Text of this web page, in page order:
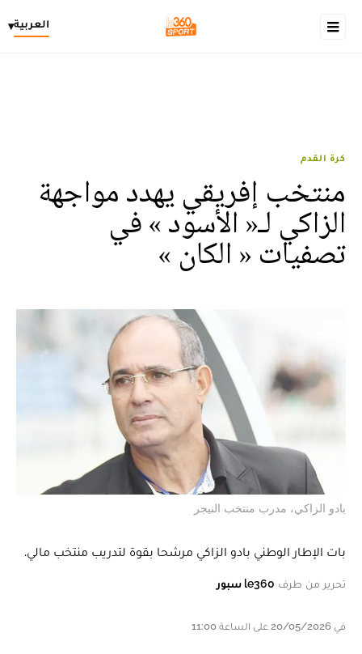
العربية▾
كرة القدم
منتخب إفريقي يهدد مواجهة
الزاكي لـ« الأسود » في
تصفيات « الكان »
بادو الزاكي، مدرب منتخب النيجر
بات الإطار الوطني بادو الزاكي مرشحا بقوة لتدريب منتخب مالي.
تحرير من طرف le360 سبور
في 20/05/2026 على الساعة 11:00